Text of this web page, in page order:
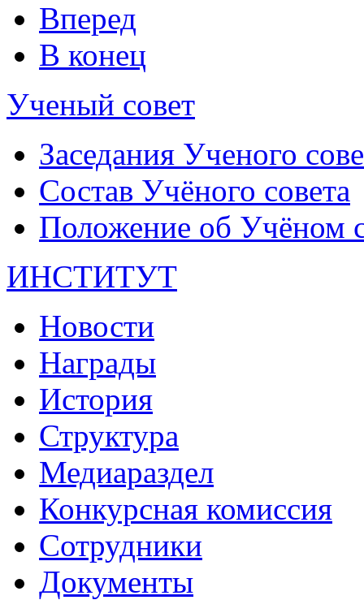
Вперед
В конец
Ученый совет
Заседания Ученого
Состав Учёного совета
Положение об Учёном
ИНСТИТУТ
Новости
Награды
История
Структура
Медиараздел
Конкурсная комиссия
Сотрудники
Документы